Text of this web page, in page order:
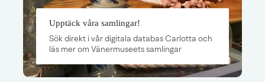
Upptäck våra samlingar!
Sök direkt i vår digitala databas Carlotta och
läs mer om Vänermuseets samlingar